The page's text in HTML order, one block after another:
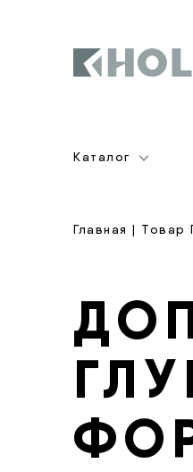
Каталог
Главная | Товар